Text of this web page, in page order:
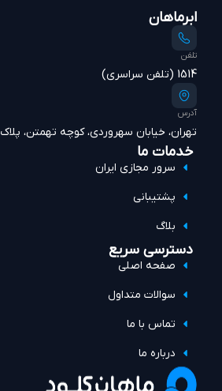
دسترسی سریع
صفحه اصلی
سوالات متداول
تماس با ما
درباره ما
خدمات ما
سرور مجازی ایران
پشتیبانی
بلاگ
ابرماهان
تلفن
1514 (تلفن سراسری)
آدرس
تهران، خیابان سهروردی، کوچه تهمتن، پلاک 5